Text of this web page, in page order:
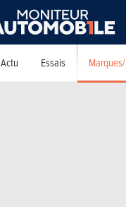
Actu Essais